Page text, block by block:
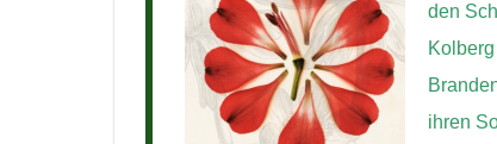
den
ihren